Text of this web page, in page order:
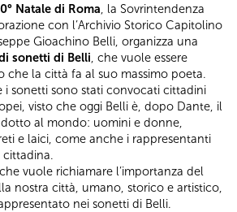
Natale di Roma , la Sovrintendenza
con l’Archivio Storico Capitolino
Gioachino Belli, organizza una
sonetti di Belli , che vuole essere
che la città fa al suo massimo poeta.
i sonetti sono stati convocati cittadini
visto che oggi Belli è, dopo Dante, il
al mondo: uomini e donne,
e laici, come anche i rappresentanti
cittadina.
vuole richiamare l’importanza del
nostra città, umano, storico e artistico,
nei sonetti di Belli.